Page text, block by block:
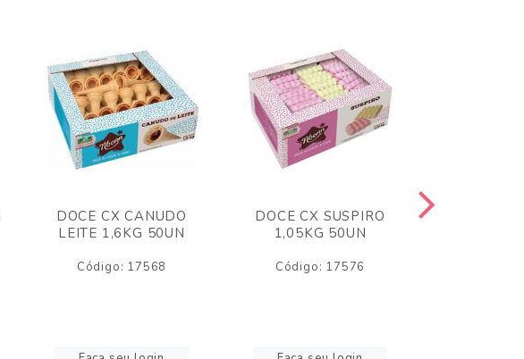
DOCE CX CANUDO
LEITE 1,6KG 50UN
Código: 17568
DOCE CX SUSPIRO
1,05KG 50UN
Código: 17576